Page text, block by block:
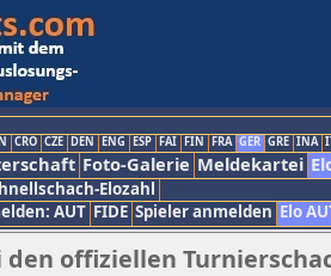
CRO CZE DEN ENG ESP FAI FIN FRA GER GRE INA
Foto-Galerie Meldekartei
Elozahl
AUT FIDE Spieler anmelden Elo
offiziellen